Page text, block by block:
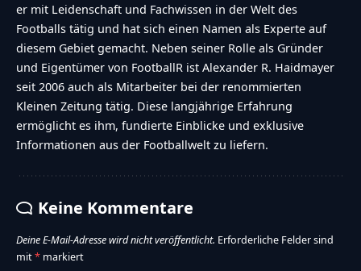
er mit Leidenschaft und Fachwissen in der Welt des
Footballs tätig und hat sich einen Namen als Experte auf
diesem Gebiet gemacht. Neben seiner Rolle als Gründer
und Eigentümer von FootballR ist Alexander R. Haidmayer
seit 2006 auch als Mitarbeiter bei der renommierten
Kleinen Zeitung tätig. Diese langjährige Erfahrung
ermöglicht es ihm, fundierte Einblicke und exklusive
Informationen aus der Footballwelt zu liefern.
Keine Kommentare
Deine E-Mail-Adresse wird nicht veröffentlicht. Erforderliche Felder sind
mit* markiert